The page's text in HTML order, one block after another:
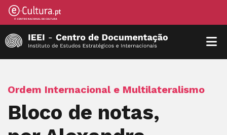
Ordem Internacional e Multilateralismo
Bloco de notas,